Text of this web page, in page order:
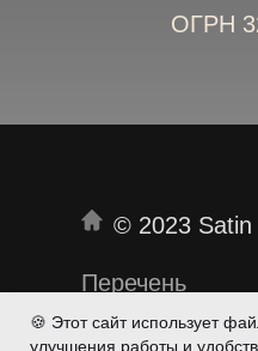
ОГРН
Перечень
документов
© 2023 Satin
🍪 Этот сайт использует
улучшения работы и